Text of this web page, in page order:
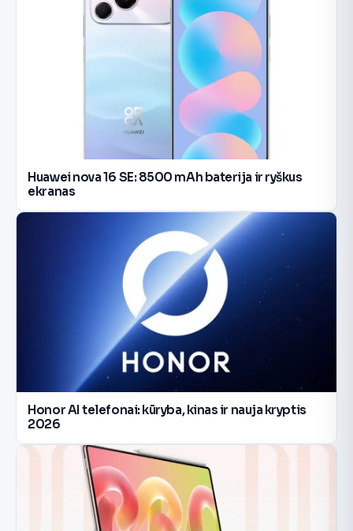
Huawei nova 16 SE: 8500 mAh baterija ir ryškus
ekranas
Honor AI telefonai: kūryba, kinas ir nauja kryptis
2026